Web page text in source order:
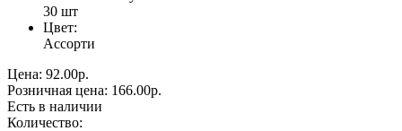
30 шт
Цвет:
Ассорти
Цена: 92.00р.
Розничная цена: 166.00р.
Есть в наличии
Количество: